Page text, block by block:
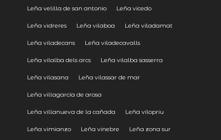
Leña velilla de san antonio Leña vicedo
Leña vidreres Leña vilaboa Leña viladamat
Leña viladecans Leña viladecavalls
Leña vilalba dels arcs Leña vilalba sasserra
Leña vilasana Leña vilassar de mar
Leña villagarcía de arosa
Leña villanueva de la cañada Leña vilopriu
Leña vimianzo Leña vinebre Leña zona sur